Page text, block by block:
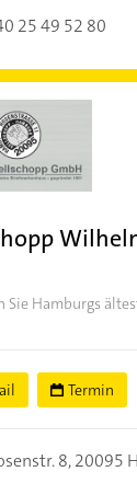
25 49 52 80
Sie Hamburgs
Termin
8,20095